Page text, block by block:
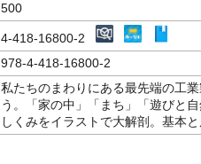
500
4-418-16800-2
978-4-418-16800-2
私たちのまわりにある最先端の工
う。「家の中」「まち」「遊びと
しくみをイラストで大解剖。基本